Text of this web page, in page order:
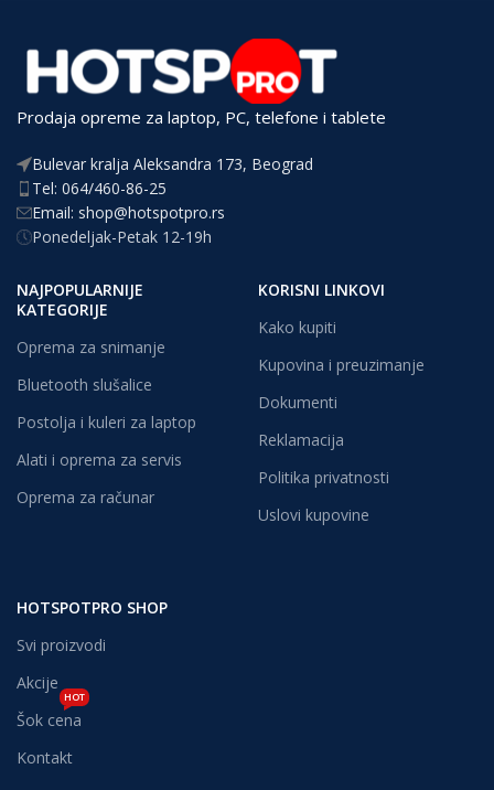
Prodaja opreme za laptop, PC, telefone i tablete
Bulevar kralja Aleksandra 173, Beograd
Tel: 064/460-86-25
Email: shop@hotspotpro.rs
Ponedeljak-Petak 12-19h
NAJPOPULARNIJE
KATEGORIJE
Oprema za snimanje
Bluetooth slušalice
Postolja i kuleri za laptop
Alati i oprema za servis
Oprema za računar
KORISNI LINKOVI
Kako kupiti
Kupovina i preuzimanje
Dokumenti
Reklamacija
Politika privatnosti
Uslovi kupovine
HOTSPOTPRO SHOP
Svi proizvodi
Akcije
Šok cena
HOT
Kontakt